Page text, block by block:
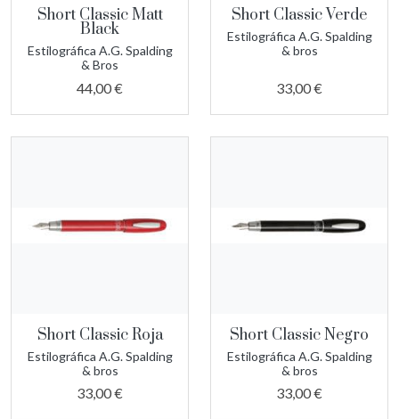
Short Classic Matt
Black
Estilográfica A.G. Spalding
& Bros
44,00 €
Short Classic Verde
Estilográfica A.G. Spalding
& bros
33,00 €
Short Classic Roja
Estilográfica A.G. Spalding
& bros
33,00 €
Short Classic Negro
Estilográfica A.G. Spalding
& bros
33,00 €